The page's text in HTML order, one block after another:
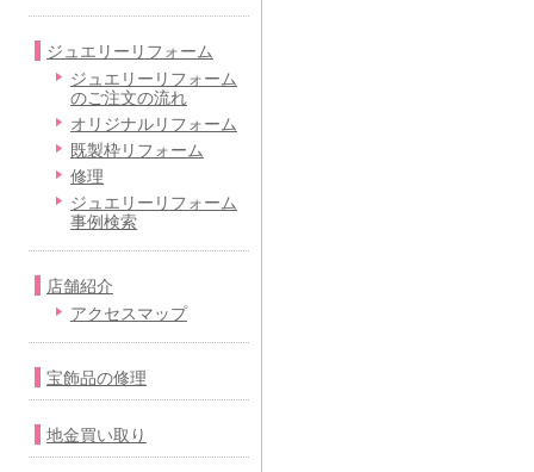
ジュエリーリフォーム
ジュエリーリフォーム
のご注文の流れ
オリジナルリフォーム
既製枠リフォーム
修理
ジュエリーリフォーム
事例検索
店舗紹介
アクセスマップ
宝飾品の修理
地金買い取り